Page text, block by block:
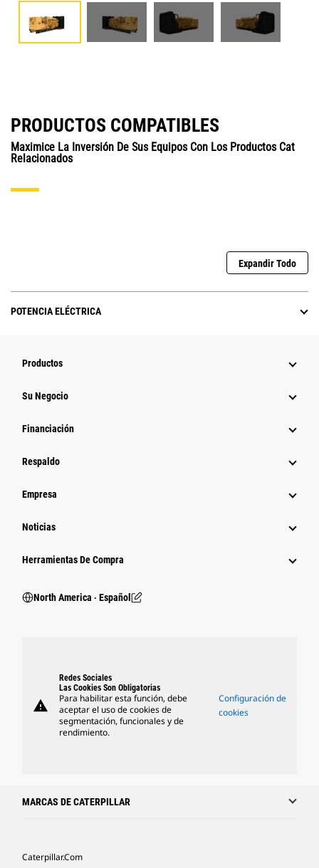
PRODUCTOS COMPATIBLES
Maximice La Inversión De Sus Equipos Con Los Productos Cat
Relacionados
Expandir Todo
POTENCIA ELÉCTRICA
Productos
Su Negocio
Financiación
Respaldo
Empresa
Noticias
Herramientas De Compra
North America ‧ Español
warning
Redes Sociales
Las Cookies Son Obligatorias
Para habilitar esta función, debe
aceptar el uso de cookies de
segmentación, funcionales y de
rendimiento.
Configuración de
cookies
MARCAS DE CATERPILLAR
Caterpillar.com